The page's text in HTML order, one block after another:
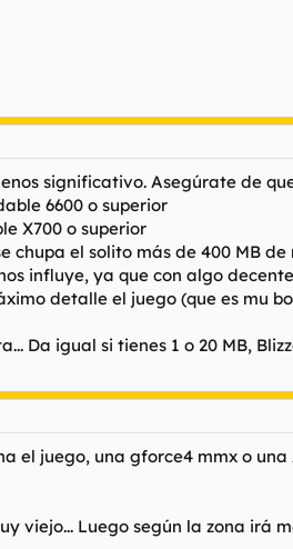
significativo. Asegúrate de
6600 o superior
X700 o superior
chupa el solito más de 400 MB
influye, ya que con algo
detalle el juego (que es mu
Da igual si tienes 1 o 20 MB,
el juego, una gforce4 mmx o
viejo... Luego según la zona irá